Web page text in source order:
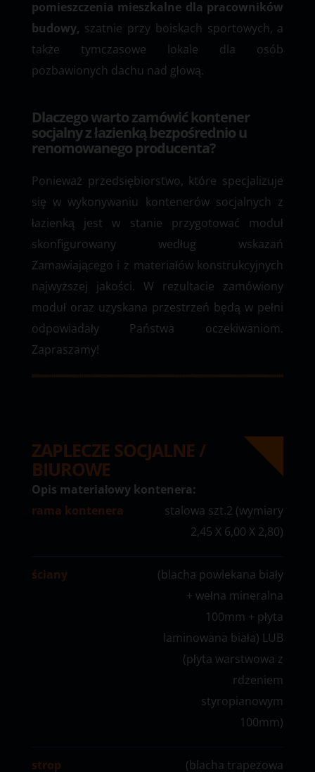
pomieszczenia mieszkalne dla pracowników
budowy, szatnie przy boiskach sportowych, a
także tymczasowe lokale dla osób
pozbawionych dachu nad głową.
Dlaczegowarto zamówić kontener
socjalny z łazienkąbezpośrednio u
renomowanego producenta?
Ponieważ przedsiębiorstwo, które specjalizuje
się w wykonywaniu kontenerów socjalnych z
łazienką jest w stanie przygotować moduł
skonfigurowany według wskazań
Zamawiającego i z materiałów konstrukcyjnych
najwyższej jakości. W rezultacie zamówiony
moduł oraz uzyskana przestrzeń będą w pełni
odpowiadały Państwa oczekiwaniom.
Zapraszamy!
ZAPLECZE SOCJALNE /
BIUROWE
Opis materiałowy kontenera:
rama kontenera
stalowa szt.2 (wymiary
2,45 X 6,00 X 2,80)
ściany
(blacha powlekana biały
+ wełna mineralna
100mm + płyta
laminowana biała) LUB
(płyta warstwowa z
rdzeniem
styropianowym
100mm)
strop (blacha trapezowa